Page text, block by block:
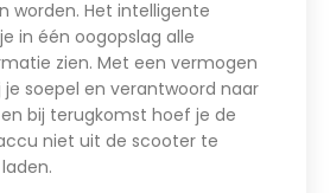
worden. Het intelligente
in één oogopslag alle
zien. Met een vermogen
je soepel en verantwoord naar
bij terugkomst hoef je de
niet uit de scooter te